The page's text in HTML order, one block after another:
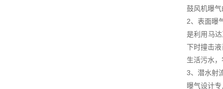
鼓风机曝
2、表面曝
是利用马
下时撞击
生活污水
3、潜水射
曝气设计